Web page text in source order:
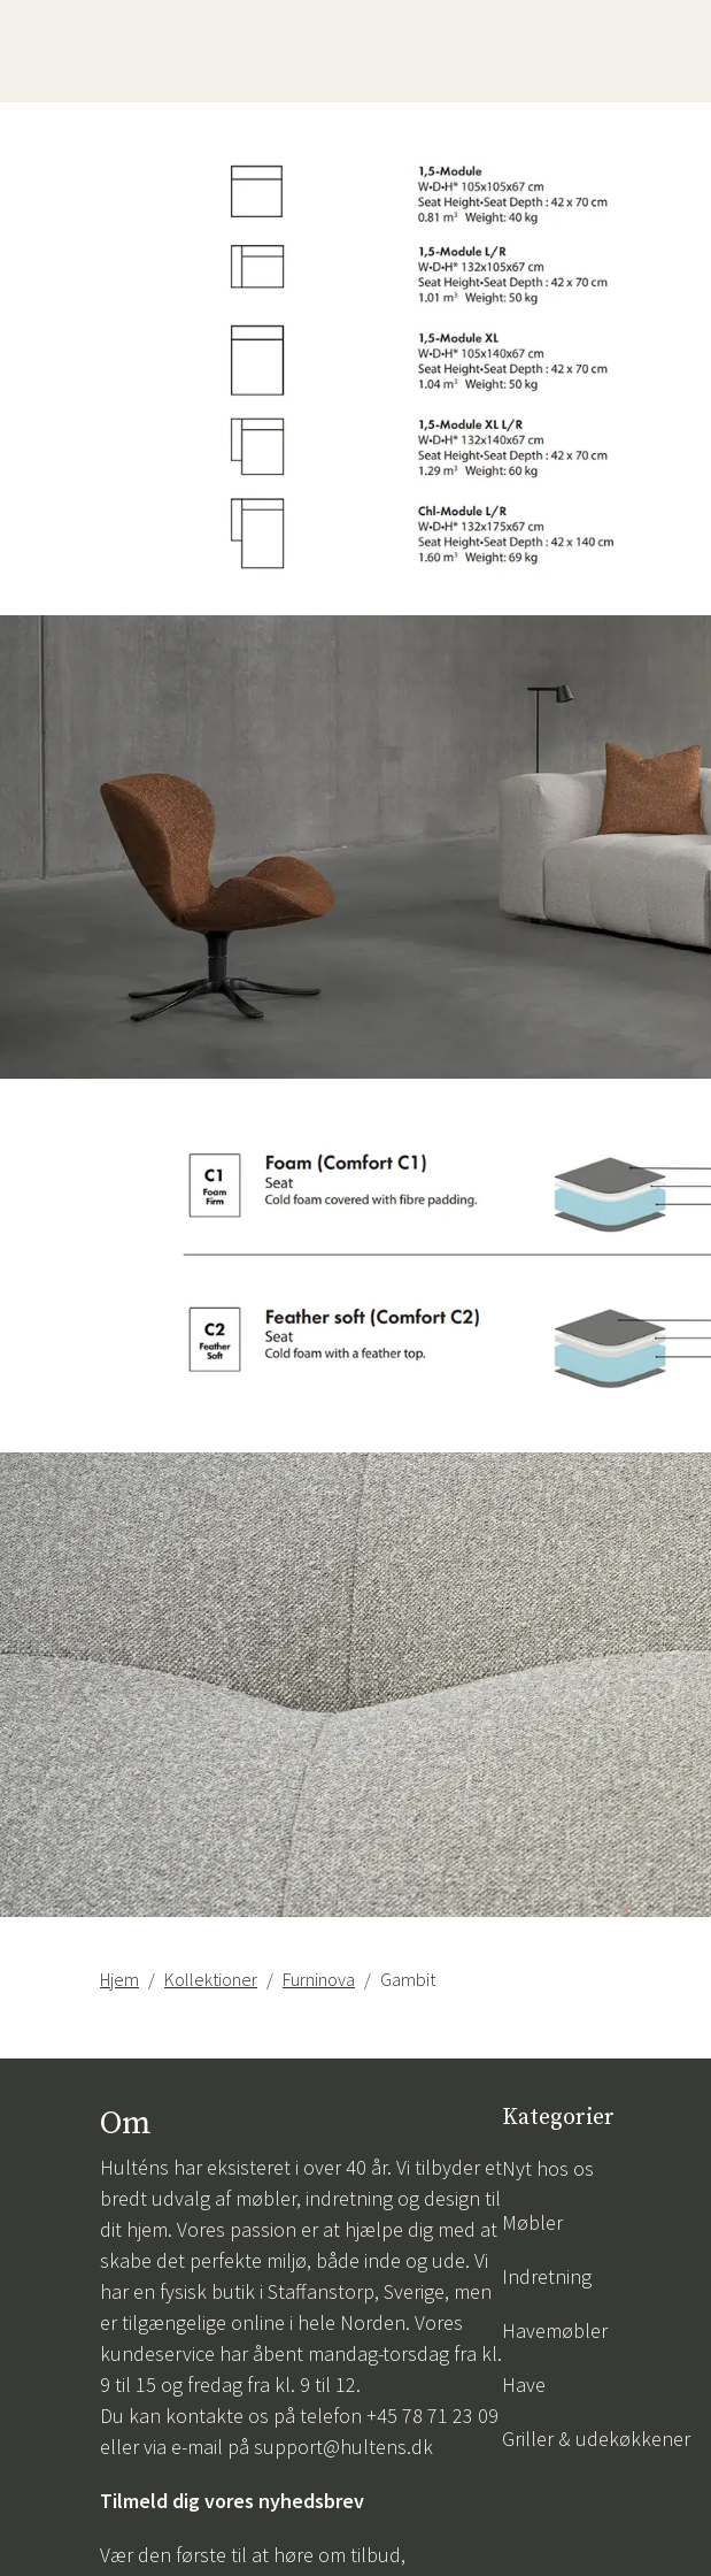
Hjem Kollektioner Furninova Gambit
Om
Hulténs har eksisteret i over 40 år. Vi tilbyder et
bredt udvalg af møbler, indretning og design til
dit hjem. Vores passion er at hjælpe dig med at
skabe det perfekte miljø, både inde og ude. Vi
har en fysisk butik i Staffanstorp, Sverige, men
er tilgængelige online i hele Norden. Vores
kundeservice har åbent mandag-torsdag fra kl.
9 til 15 og fredag fra kl. 9 til 12.
Du kan kontakte os på telefon +45 78 71 23 09
eller via e-mail på support@hultens.dk
Tilmeld dig vores nyhedsbrev
Vær den første til at høre om tilbud,
Kategorier
Nyt hos os
Møbler
Indretning
Havemøbler
Have
Griller & udekøkkener